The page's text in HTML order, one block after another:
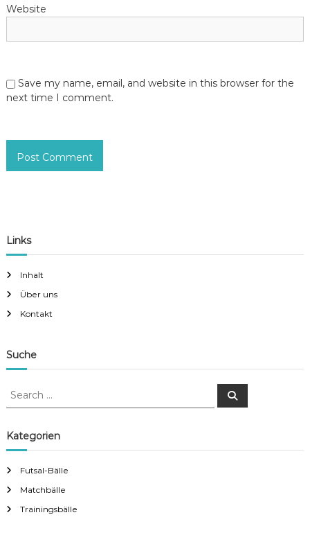
Website
Save my name, email, and website in this browser for the
next time I comment.
Links
Inhalt
Über uns
Kontakt
Suche
S
r
c
f
o
r
S
Kategorien
Futsal-Bälle
Matchbälle
Trainingsbälle